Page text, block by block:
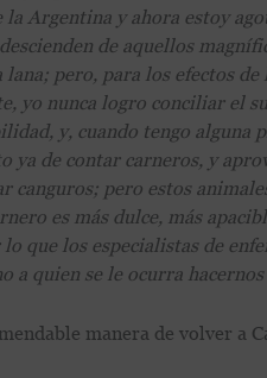
la Argentina y ahora estoy
de aquellos
pero, para los efectos
yo nunca logro conciliar el
y, cuando tengo
ya de contar carneros, y
canguros; pero estos
es más dulce, más
que los especialistas de
a quien se le ocurra
manera de volver a